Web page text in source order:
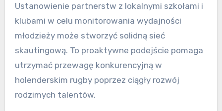
Ustanowienie partnerstw z lokalnymi szkołami i
klubami w celu monitorowania wydajności
młodzieży może stworzyć solidną sieć
skautingową. To proaktywne podejście pomaga
utrzymać przewagę konkurencyjną w
holenderskim rugby poprzez ciągły rozwój
rodzimych talentów.